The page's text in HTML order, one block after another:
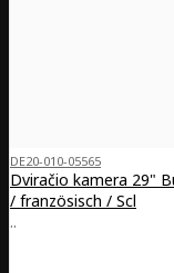
DE20-010-05565
Dviračio kamera 29"
/ französisch / Scl
..